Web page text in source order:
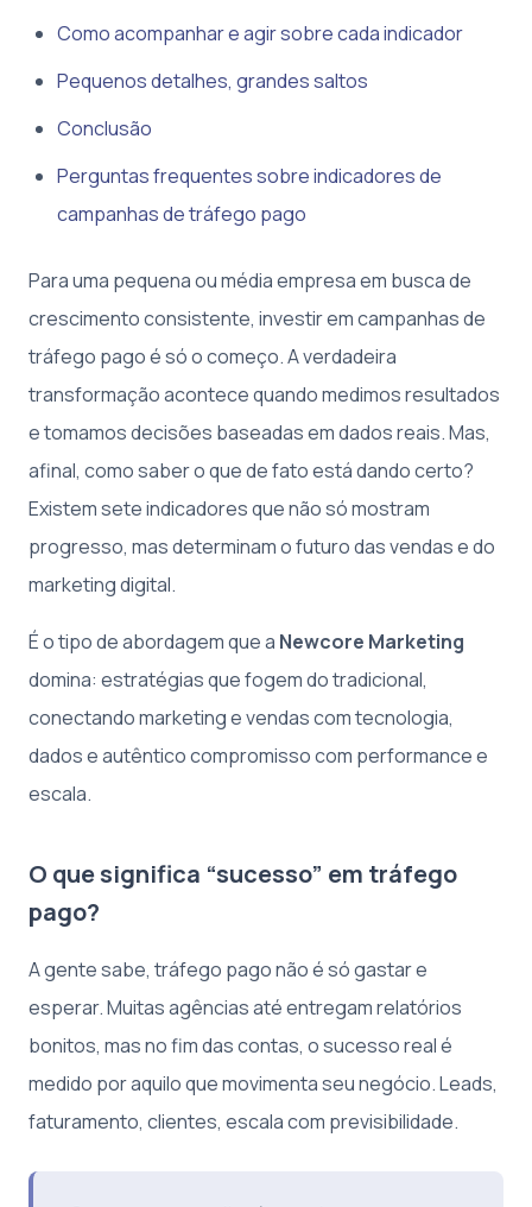
Como acompanhar e agir sobre cada indicador
Pequenos detalhes, grandes saltos
Conclusão
Perguntas frequentes sobre indicadores de
campanhas de tráfego pago
Para uma pequena ou média empresa em busca de
crescimento consistente, investir em campanhas de
tráfego pago é só o começo. A verdadeira
transformação acontece quando medimos resultados
e tomamos decisões baseadas em dados reais. Mas,
afinal, como saber o que de fato está dando certo?
Existem sete indicadores que não só mostram
progresso, mas determinam o futuro das vendas e do
marketing digital.
É o tipo de abordagem que a Newcore Marketing
domina: estratégias que fogem do tradicional,
conectando marketing e vendas com tecnologia,
dados e autêntico compromisso com performance e
escala.
O que significa “sucesso” em tráfego
pago?
A gente sabe, tráfego pago não é só gastar e
esperar. Muitas agências até entregam relatórios
bonitos, mas no fim das contas, o sucesso real é
medido por aquilo que movimenta seu negócio. Leads,
faturamento, clientes, escala com previsibilidade.